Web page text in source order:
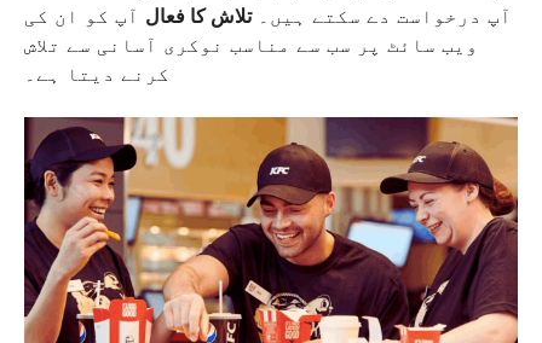
آپ درخواست دے سکتے ہیں۔تلاش کا فعال آپ کو ان کی
ویب سائٹ پر سب سے مناسب نوکری آسانی سے تلاش
کرنے دیتا ہے۔